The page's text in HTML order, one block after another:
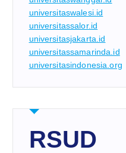
universitaswalesi.id
universitassalor.id
universitasjakarta.id
universitassamarinda.id
universitasindonesia.org
RSUD